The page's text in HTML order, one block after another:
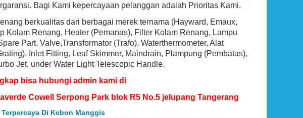
Bagi Kami kepercayaan pelanggan adalah Prioritas Kami.
berkualitas dari berbagai merek ternama (Hayward, Emaux,
Kolam Renang, Heater (Pemanas), Filter Kolam Renang, Lampu
Part, Valve,Transformator (Trafo), Waterthermometer, Alat
Inlet Fitting, Leaf Skimmer, Maindrain, Plampung (Pembatas),
Jet, under Water Light Telescopic Handle.
bisa hubungi admin kami di
Cowell Serpong Park blok R5 No.5 jelupang Tangerang
Di Kebon Manggis